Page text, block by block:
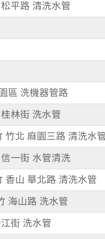
平路 清洗水管
區 洗機器管路
林街 洗水管
竹北 麻園三路 清洗水
一街 水管清洗
香山 華北路 清洗水管
海山路 洗水管
街 洗水管